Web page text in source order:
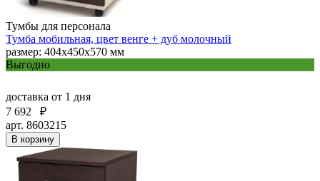
Тумбы для персонала
Тумба мобильная, цвет венге + дуб молочный
размер: 404х450х570 мм
Выгодно
доставка от 1 дня
7 692
₽
арт. 8603215
В корзину